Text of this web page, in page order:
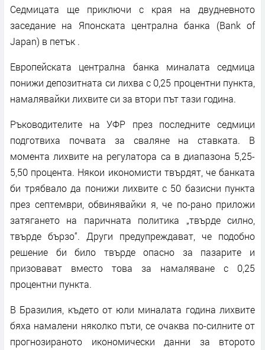
Седмицата ще приключи с края на двудневното
заседание на Японската централна банка (Bank of
Japan) в петък .
Европейската централна банка миналата седмица
понижи депозитната си лихва с 0,25 процентни пункта,
намалявайки лихвите си за втори път тази година.
Ръководителите на УФР през последните седмици
подготвиха почвата за сваляне на ставката. В
момента лихвите на регулатора са в диапазона 5,25-
5,50 процента. Някои икономисти твърдят, че банката
би трябвало да понижи лихвите с 50 базисни пункта
през септември, обвинявайки я, че по-рано приложи
затягането на паричната политика „твърде силно,
твърде бързо“. Други предупреждават, че подобно
решение би било твърде опасно за пазарите и
призовават вместо това за намаляване с 0,25
процентни пункта.
В Бразилия, където от юли миналата година лихвите
бяха намалени няколко пъти, се очаква по-силните от
прогнозираното икономически данни за второто